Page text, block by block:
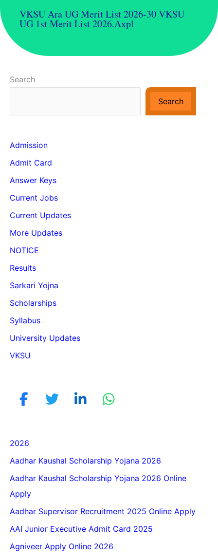
VKSU Ara UG Merit List 2026-30 VKSU
UG 1st Merit List 2026.axpl
Search
Search
Admission
Admit Card
Answer Keys
Current Jobs
Current Updates
More Updates
NOTICE
Results
Sarkari Yojna
Scholarships
Syllabus
University Updates
VKSU
2026
Aadhar Kaushal Scholarship Yojana 2026
Aadhar Kaushal Scholarship Yojana 2026 Online
Apply
Aadhar Supervisor Recruitment 2025 Online Apply
AAI Junior Executive Admit Card 2025
Agniveer Apply Online 2026